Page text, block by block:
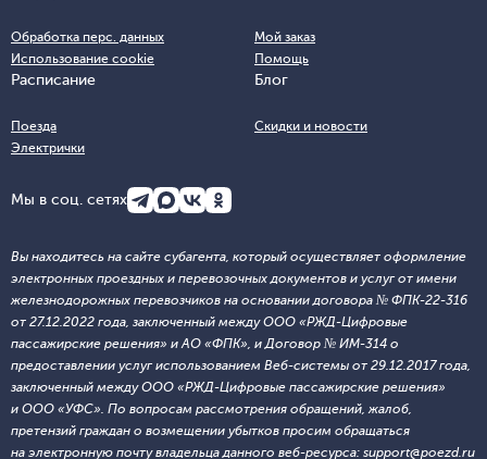
Обработка перс. данных
Использование cookie
Мой заказ
Помощь
Расписание
Поезда
Электрички
Блог
Скидки и новости
Мы в соц. сетях
Вы находитесь на сайте субагента, который осуществляет оформление
электронных проездных и перевозочных документов и услуг от имени
железнодорожных перевозчиков на основании договора № ФПК-22-316
от 27.12.2022 года, заключенный между ООО «РЖД-Цифровые
пассажирские решения» и АО «ФПК», и Договор № ИМ-314 о
предоставлении услуг использованием Веб-системы от 29.12.2017 года,
заключенный между ООО «РЖД-Цифровые пассажирские решения»
и ООО «УФС». По вопросам рассмотрения обращений, жалоб,
претензий граждан о возмещении убытков просим обращаться
на электронную почту владельца данного веб-ресурса: support@poezd.ru